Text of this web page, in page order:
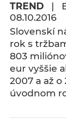
TREND |
08.10.2016
Slovenskí
rok s
803
eur vyššie
2007 a až
úvodnom